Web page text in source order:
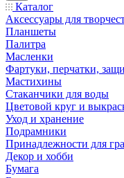
Каталог
Аксессуары для
Планшеты
Палитра
Масленки
Фартуки, перчатки,
Мастихины
Стаканчики для воды
Цветовой круг и
Уход и хранение
Подрамники
Принадлежности для
Декор и хобби
Бумага